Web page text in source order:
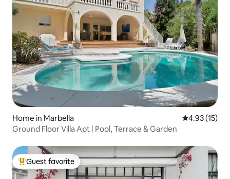
Home in Marbella 4.93 out of 5
4.93 (15)
Ground Floor Villa Apt | Pool, Terrace & Garden
Top guest favorite
Guest favorite